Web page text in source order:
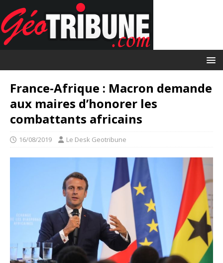
France-Afrique : Macron demande
aux maires d’honorer les
combattants africains
16/08/2019 Le Desk Geotribune